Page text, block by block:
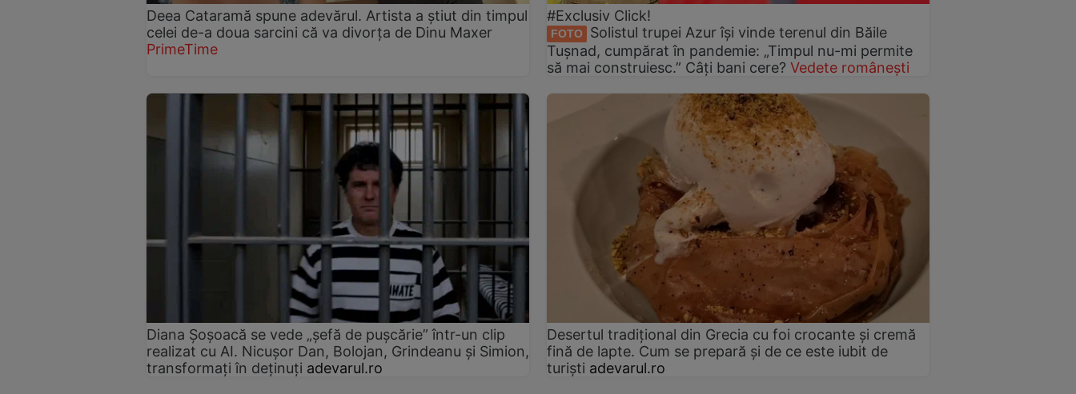
Deea Cataramă spune adevărul. Artista a știut din timpul
celei de-a doua sarcini că va divorța de Dinu Maxer
PrimeTime
#Exclusiv Click!
FOTO
Solistul trupei Azur își vinde terenul din Băile
Tușnad, cumpărat în pandemie: „Timpul nu-mi permite
să mai construiesc.” Câți bani cere? Vedete românești
Diana Șoșoacă se vede „șefă de pușcărie” într-un clip
realizat cu AI. Nicușor Dan, Bolojan, Grindeanu și Simion,
transformați în deținuți adevarul.ro
Desertul tradițional din Grecia cu foi crocante și cremă
fină de lapte. Cum se prepară și de ce este iubit de
turiști adevarul.ro